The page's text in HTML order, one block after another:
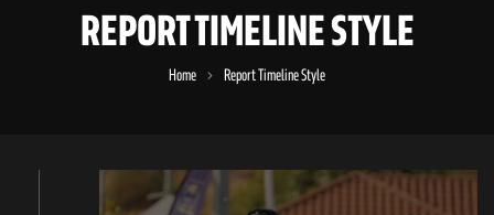
REPORT TIMELINE STYLE
Home Report Timeline Style